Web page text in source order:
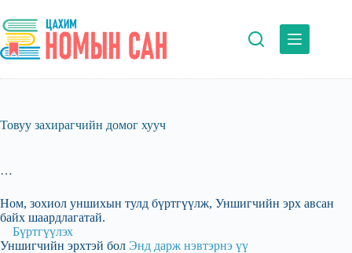
to
content
Товуу захирагчийн домог хууч
…
Ном, зохиол уншихын тулд бүртгүүлж, Уншигчийн эрх авсан
байх шаардлагатай.
Бүртгүүлэх
Уншигчийн эрхтэй бол Энд дарж нэвтэрнэ үү